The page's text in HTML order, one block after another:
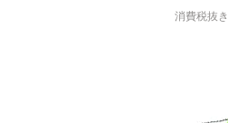
消費税抜き